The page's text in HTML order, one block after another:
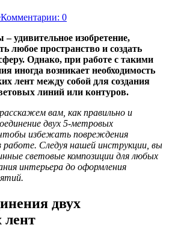
Комментарии: 0
удивительное изобретение,
любое пространство и создать
Однако, при работе с такими
иногда возникает необходимость
лент между собой для создания
линий или контуров.
вам, как правильно и
двух 5-метровых
избежать повреждения
работе. Следуя нашей инструкции, вы
световые композиции для любых
интерьера до оформления
двух
лент